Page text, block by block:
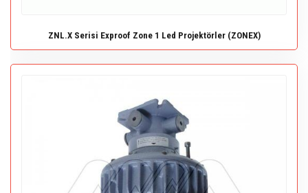
ZNL.X Serisi Exproof Zone 1 Led Projektörler (ZONEX)